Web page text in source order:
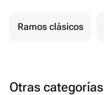
Ramos clásicos
Otras categorías